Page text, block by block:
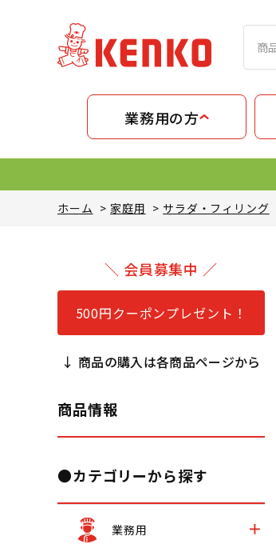
業務用の方
ホーム >家庭用 > サラダ・フィリング
＼ 会員募集中 ／
500円クーポンプレゼント！
↓ 商品の購入は各商品ページから
商品情報
●カテゴリーから探す
業務用